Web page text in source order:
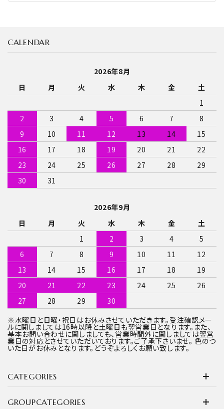
CATEGORIES
GROUPCATEGORIES
CALENDAR
2026年8月
日
月 火 水 木 金
土
1
2
3 4 5 6 7
8
9
10 11 12 13 14
15
16
17 18 19 20 21
22
23
24 25 26 27 28
29
30
31
2026年9月
日
月 火 水 木 金
土
1
2 3 4
5
6
7 8 9 10 11
12
13
14 15 16 17 18
19
20
21 22 23 24 25
26
27
28 29
30
※水曜日と日曜・祝日はお休みさせていただきます。受注確認メー
ルに関しましては16時以降と土曜日も翌営業日となります。また、
基本お問い合わせに関しましても、営業時間外に関しましては翌営
業日の対応とさせていただいております。ご了承下さいませ。 色のつ
いた日がお休みとなります。どうぞよろしくお願い致します。